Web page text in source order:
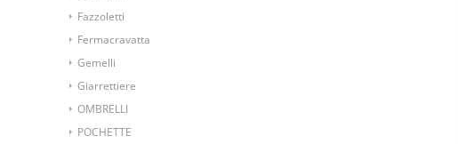
Fazzoletti
Fermacravatta
Gemelli
Giarrettiere
OMBRELLI
POCHETTE